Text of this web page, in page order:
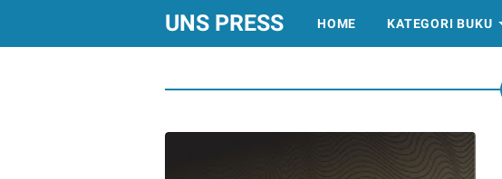
UNS PRESS HOME KATEGORI BUKU